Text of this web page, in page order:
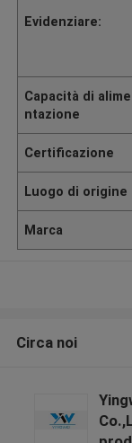
Evidenziare:
Capacità di alime
ntazione
Certificazione
Luogo di origine
Marca
Circa noi